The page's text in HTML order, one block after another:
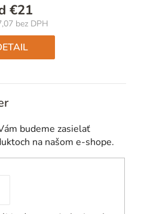
€21
bez DPH
Jednotková
cena:
budeme zasielať
na našom e-shope.